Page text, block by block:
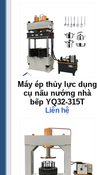
Máy ép thủy lực dụng
cụ nấu nướng nhà
bếp YQ32-315T
Liên hệ